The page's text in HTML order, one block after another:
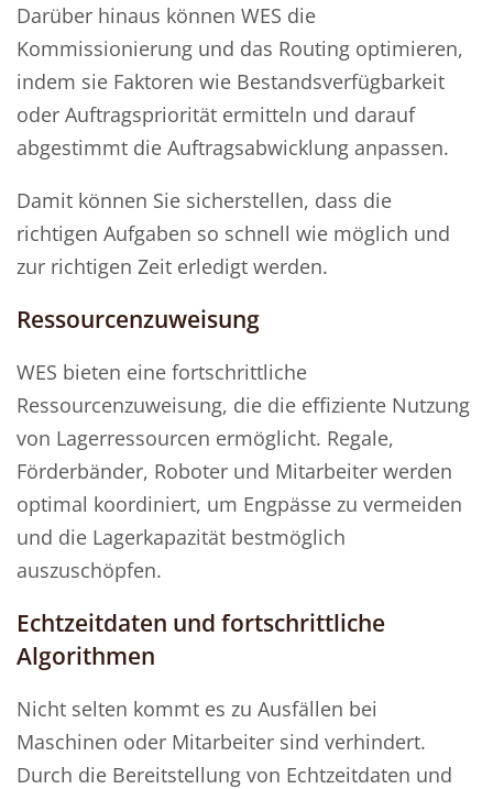
Darüber hinaus können WES die
Kommissionierung und das Routing optimieren,
indem sie Faktoren wie Bestandsverfügbarkeit
oder Auftragspriorität ermitteln und darauf
abgestimmt die Auftragsabwicklung anpassen.
Damit können Sie sicherstellen, dass die
richtigen Aufgaben so schnell wie möglich und
zur richtigen Zeit erledigt werden.
Ressourcenzuweisung
WES bieten eine fortschrittliche
Ressourcenzuweisung, die die effiziente Nutzung
von Lagerressourcen ermöglicht. Regale,
Förderbänder, Roboter und Mitarbeiter werden
optimal koordiniert, um Engpässe zu vermeiden
und die Lagerkapazität bestmöglich
auszuschöpfen.
Echtzeitdaten und fortschrittliche
Algorithmen
Nicht selten kommt es zu Ausfällen bei
Maschinen oder Mitarbeiter sind verhindert.
Durch die Bereitstellung von Echtzeitdaten und